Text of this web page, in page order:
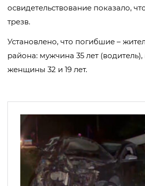
освидетельствование показало,
трезв.
Установлено, что погибшие –
района: мужчина 35 лет
женщины 32 и 19 лет.